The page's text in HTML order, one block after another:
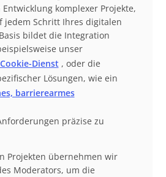
komplexer Projekte,
jedem Schritt Ihres digitalen
bildet die Integration
unser
Dienst , oder die
Lösungen, wie ein
barrierearmes
präzise zu
Projekten übernehmen wir
Moderators, um die